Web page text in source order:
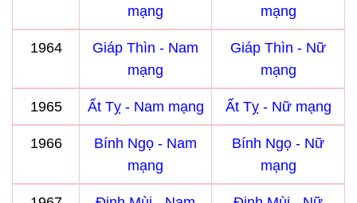
mạng
mạng
1964
Giáp Thìn - Nam
mạng
Giáp Thìn - Nữ
mạng
1965 Ất Tỵ - Nam mạng Ất Tỵ - Nữ mạng
1966
Bính Ngọ - Nam
mạng
Bính Ngọ - Nữ
mạng